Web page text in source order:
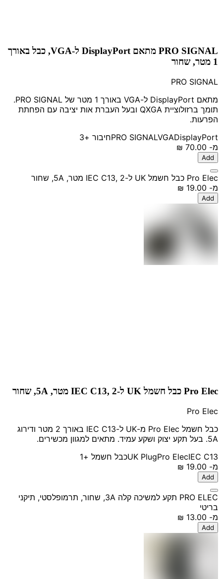
PRO SIGNAL מתאם DisplayPort ל-VGA, כבל באורך
1 מטר, שחור
PRO SIGNAL
מתאם DisplayPort ל-VGA באורך 1 מטר של PRO SIGNAL.
תומך ברזולוציית QXGA ובעל העברת אות יציבה עם הפחתת
הפרעות.
PRO SIGNALVGADisplayPort חיבור +3
מ-
Add
Pro Elec כבל חשמל UK ל-IEC C13, 2 מטר, 5A, שחור
מ-
Add
Pro Elec כבל חשמל UK ל-IEC C13, 2 מטר, 5A, שחור
Pro Elec
כבל חשמל Pro Elec מ-UK ל-IEC C13 באורך 2 מטר ודירוג
5A. בעל תקע יצוק ושקע עמיד. מתאים למגוון מכשירים.
UK PlugPro ElecIEC C13 כבל חשמל +1
מ-
Add
PRO ELEC תקע למשיכה קלה 3A, שחור, תרמופלסטי, תיקני
בריטי
מ-
Add